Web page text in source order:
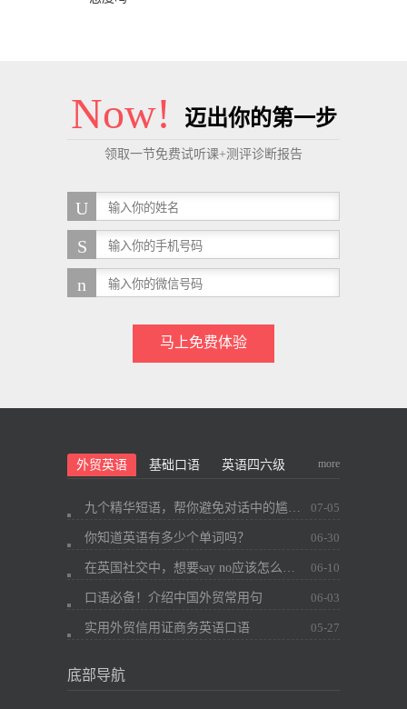
Now! 迈出你的第一步
领取一节免费试听课+测评诊断报告
马上免费体验
外贸英语 基础口语 英语四六级 more
07-05
你知道英语有多少个单词吗？ 06-30
06-10
口语必备！介绍中国外贸常用句 06-03
实用外贸信用证商务英语口语 05-27
底部导航